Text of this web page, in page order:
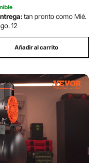
tan pronto como Mié.
12
Añadir al carrito